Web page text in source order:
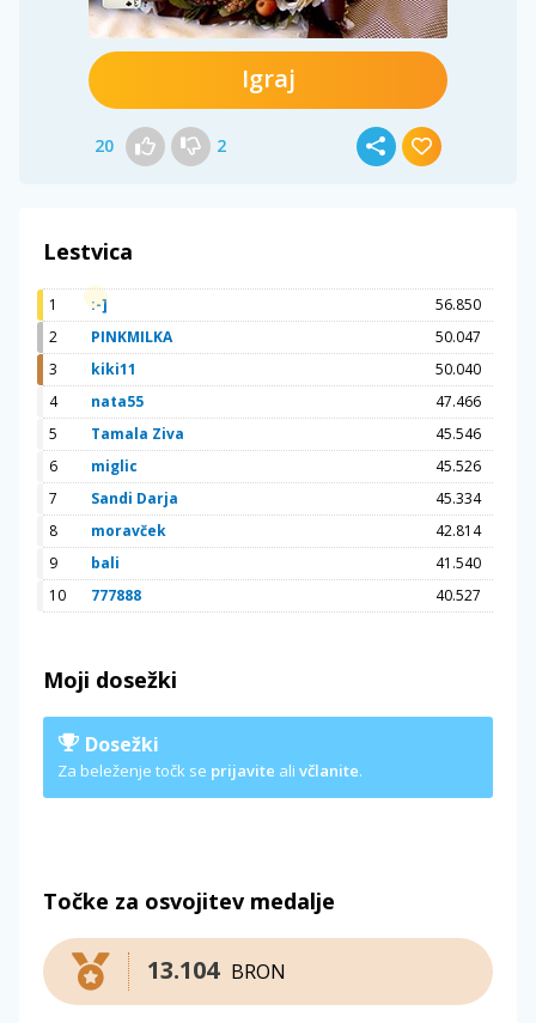
Igraj
20 2
Lestvica
1 :-]
56.850
2
PINKMILKA
50.047
3
kiki11
50.040
4
nata55
47.466
5
Tamala Ziva
45.546
6
miglic
45.526
7
Sandi Darja
45.334
8
moravček
42.814
9
bali
41.540
10
777888 40.527
Moji dosežki
Dosežki
Za beleženje točk se prijavite ali včlanite.
Točke za osvojitev medalje
BRON
13.104